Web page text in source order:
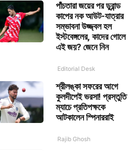
পাঁচতারা জয়ের পর ডুরান্ড
কাপের নক আউট-যাত্রার
সম্ভাবনা উজ্জ্বল হল
ইস্টবেঙ্গলের, কাদের গোলে
এই জয়? জেনে নিন
Editorial Desk
শ্রীলঙ্কা সফরের আগে
কুলদীপেই ভরসা! প্রস্তুতি
ম্যাচে প্রতিপক্ষকে
আটকালেন স্পিনাররাই
Rajib Ghosh